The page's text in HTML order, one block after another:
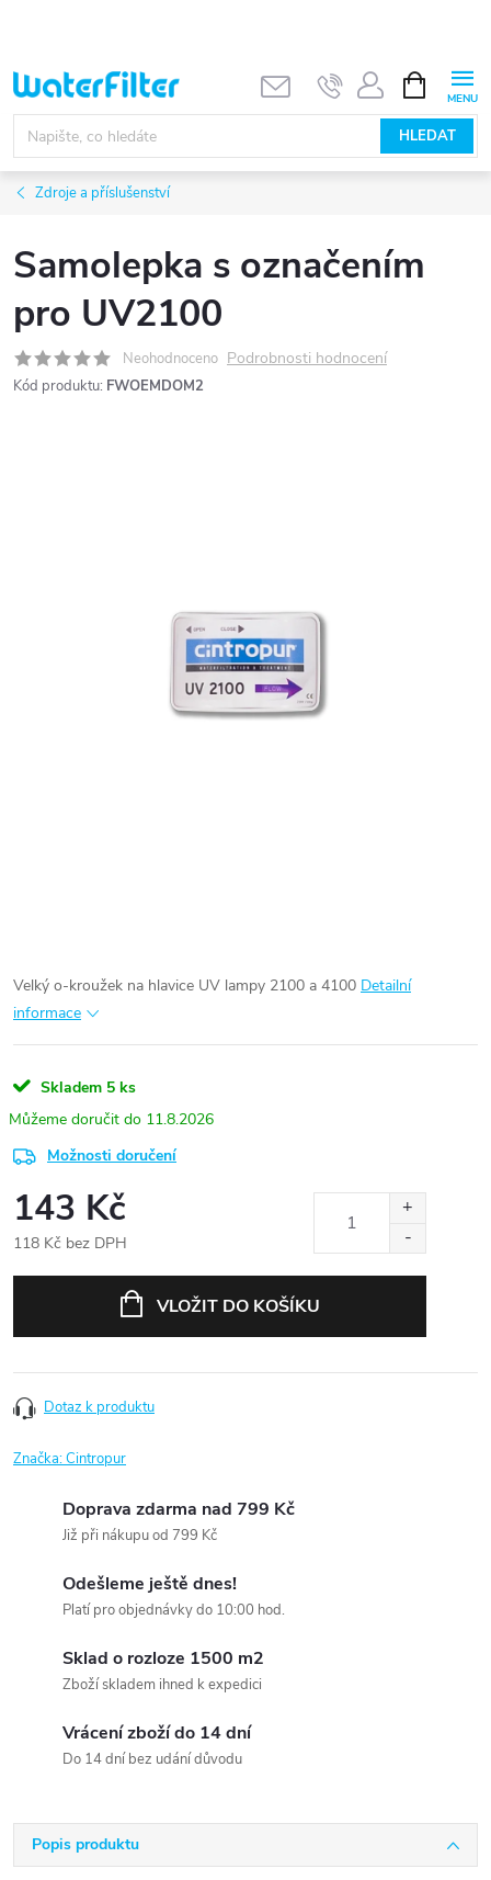
obsah
HLEDAT
NÁKUPNÍ
KOŠÍK
Zdroje a příslušenství
Samolepka s označením
pro UV2100
Neohodnoceno Podrobnosti hodnocení
Kód produktu: FWOEMDOM2
Velký o-kroužek na hlavice UV lampy 2100 a 4100 Detailní
informace
Skladem 5 ks
11.8.2026
Možnosti doručení
143 Kč
118 Kč bez DPH
VLOŽIT DO KOŠÍKU
Dotaz k produktu
Značka:Cintropur
Doprava zdarma nad 799 Kč
Již při nákupu od 799 Kč
Odešleme ještě dnes!
Platí pro objednávky do 10:00 hod.
Sklad o rozloze 1500 m2
Zboží skladem ihned k expedici
Vrácení zboží do 14 dní
Do 14 dní bez udání důvodu
Popis produktu